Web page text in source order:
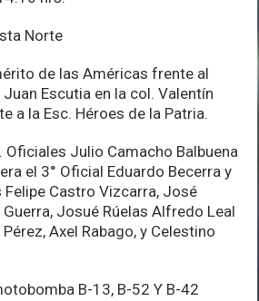
Norte
de las Américas frente al
Escutia en la col. Valentín
a la Esc. Héroes de la Patria.
Oficiales Julio Camacho Balbuena
el 3° Oficial Eduardo Becerra y
Castro Vizcarra, José
Josué Rúelas Alfredo Leal
Axel Rabago, y Celestino
B-13, B-52 Y B-42